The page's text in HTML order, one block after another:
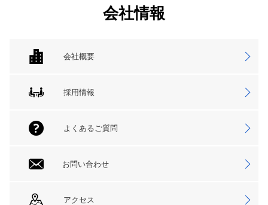
会社情報
会社概要
採用情報
よくあるご質問
お問い合わせ
アクセス